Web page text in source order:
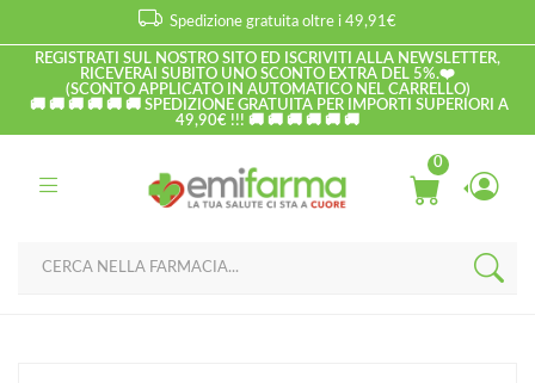
Spedizione gratuita oltre i 49,91€
REGISTRATI SUL NOSTRO SITO ED ISCRIVITI ALLA NEWSLETTER,
RICEVERAI SUBITO UNO SCONTO EXTRA DEL 5%.❤️
(SCONTO APPLICATO IN AUTOMATICO NEL CARRELLO)
🚚 🚚 🚚 🚚 🚚 🚚 SPEDIZIONE GRATUITA PER IMPORTI SUPERIORI A
49,90€ !!! 🚚 🚚 🚚 🚚 🚚 🚚
0